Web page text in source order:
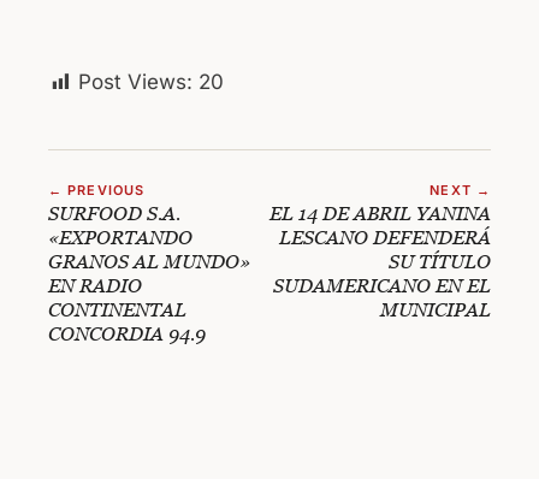
Post Views: 20
← PREVIOUS
SURFOOD S.A.
«EXPORTANDO
GRANOS AL MUNDO»
EN RADIO
CONTINENTAL
CONCORDIA 94.9
NEXT →
EL 14 DE ABRIL YANINA
LESCANO DEFENDERÁ
SU TÍTULO
SUDAMERICANO EN EL
MUNICIPAL